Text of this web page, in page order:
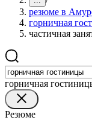
резюме в
горничная
частичная
горничная
Резюме